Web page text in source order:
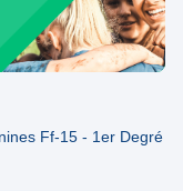
Ff-15 - 1er Degré